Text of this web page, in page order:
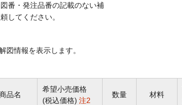
番・発注品番の記載のない補
してください。
図情報を表示します。
品名
希望小売価格
(税込価格) 注2
数量 材料